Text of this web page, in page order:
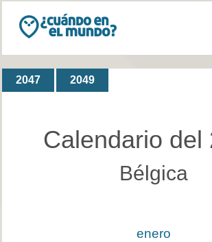
2047 2049
Calendario del
Bélgica
enero